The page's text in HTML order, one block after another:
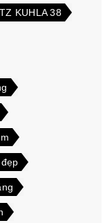
KUHLA 38